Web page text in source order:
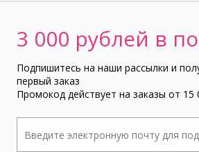
3 000 рублей в
Подпишитесь на наши рассылки и
первый заказ
Промокод действует на заказы от 15